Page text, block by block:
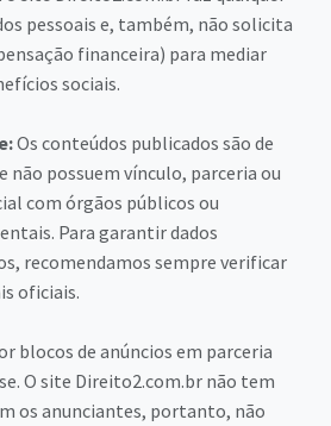
pessoais e, também, não solicita
financeira) para mediar
sociais.
Os conteúdos publicados são de
possuem vínculo, parceria ou
com órgãos públicos ou
Para garantir dados
recomendamos sempre verificar
oficiais.
blocos de anúncios em parceria
O site Direito2.com.br não tem
os anunciantes, portanto, não